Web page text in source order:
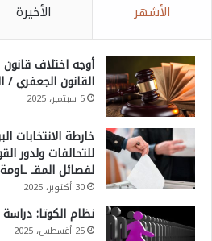
الأشهر الأخيرة
أوجه اختلاف
القانون الجعفري /
5 سبتمبر، 2025
للتحالفات ولدور
لفصائل المقـ ـاومة
30 أكتوبر، 2025
نظام الكوتا:
25 أغسطس، 2025